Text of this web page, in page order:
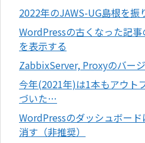
2022年のJAWS-UG島根を振
WordPressの古くなった記
を表示する
ZabbixServer, Proxyのバー
今年(2021年)は1本もアウト
づいた…
WordPressのダッシュボー
消す（非推奨）